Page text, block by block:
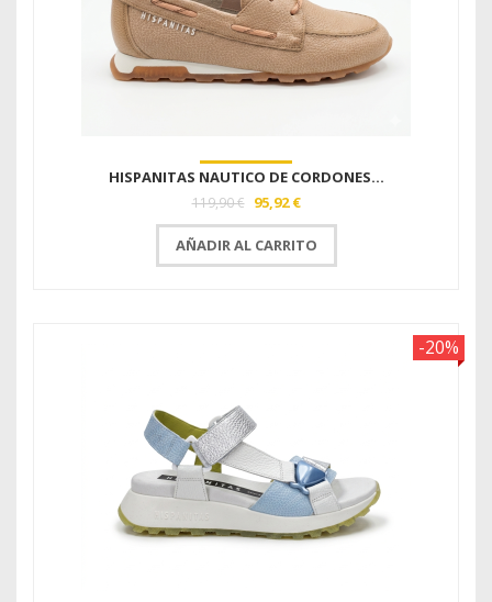
HISPANITAS NAUTICO DE CORDONES...
119,90 € 95,92 €
AÑADIR AL CARRITO
-20%